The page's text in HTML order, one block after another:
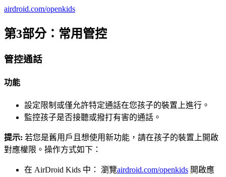
airdroid.com/openkids
第3部分：常用管控
管控通話
功能
設定限制或僅允許特定通話在您孩子的裝置上進行。
監控孩子是否接聽或撥打有害的通話。
提示: 若您是舊用戶且想使用新功能，請在孩子的裝置上開啟
對應權限。操作方式如下：
在 AirDroid Kids 中： 瀏覽airdroid.com/openkids 開啟應